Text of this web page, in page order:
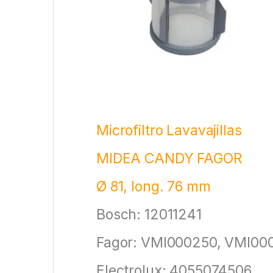
Microfiltro Lavavajillas
MIDEA CANDY FAGOR
Ø 81, long. 76 mm
Bosch: 12011241
Fagor: VMI000250,